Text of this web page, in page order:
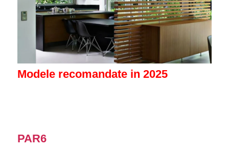
Modele recomandate in 2025
PAR6